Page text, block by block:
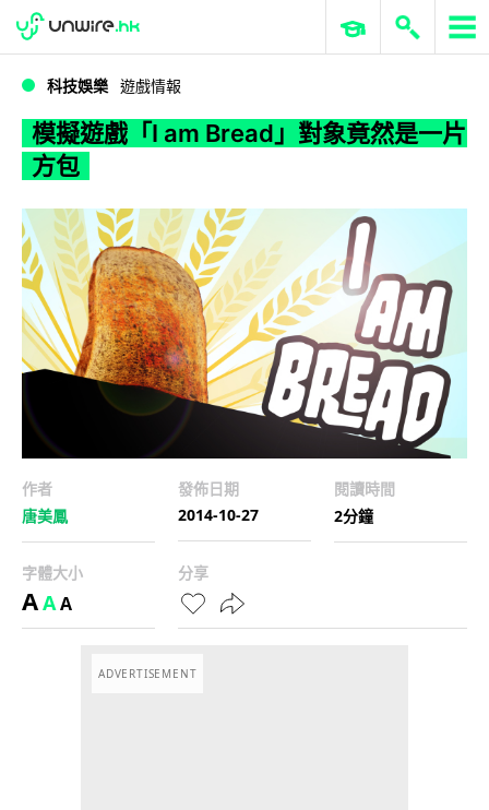
WWDC 2026 ERP 與商業 AI
科技娛樂 遊戲情報
模擬遊戲「I am Bread」對象竟然是一片
方包
作者
唐美鳳
發佈日期
2014-10-27
閱讀時間
2分鐘
字體大小
AAA
分享
ADVERTISEMENT